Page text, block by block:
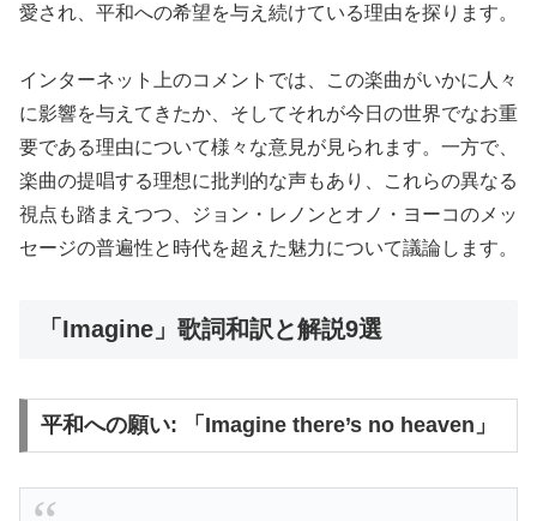
愛され、平和への希望を与え続けている理由を探ります。
インターネット上のコメントでは、この楽曲がいかに人々
に影響を与えてきたか、そしてそれが今日の世界でなお重
要である理由について様々な意見が見られます。一方で、
楽曲の提唱する理想に批判的な声もあり、これらの異なる
視点も踏まえつつ、ジョン・レノンとオノ・ヨーコのメッ
セージの普遍性と時代を超えた魅力について議論します​​。
「Imagine」歌詞和訳と解説9選
平和への願い: 「Imagine there’s no heaven」